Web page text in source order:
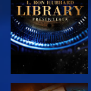
SERIEN